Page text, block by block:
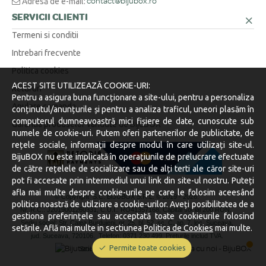
SERVICII CLIENTI
Termeni si conditii
Intrebari frecvente
Politica cookies
Retururi
Anulare comanda
Garantia produselor vandute de BijuBOX
© Copyright S.C. BIJUBOX S.R.L. © 2019 -2026.
Nr. R.C.: J2019001260331, C.U.I.: RO41357168, Capital social 200 RON.
Sediu social: Str. Calea Burdujeni, nr. 25, bl. 52, sc. C, ap. 7, loc. Suceava,
jud. Suceava, 720106.
Telefon: 0371 230 499. Preturile includ TVA.
Stocurile sunt afișate în timp real.
Permite toate cookies
ACEST SITE UTILIZEAZĂ COOKIE-URI:
Pentru a asigura buna funcționare a site-ului, pentru a personaliza
conținutul/anunțurile și pentru a analiza traficul, uneori plasăm în
computerul dumneavoastră mici fișiere de date, cunoscute sub
numele de cookie-uri. Putem oferi partenerilor de publicitate, de
rețele sociale, informații despre modul în care utilizați site-ul.
BijuBOX nu este implicată în operațiunile de prelucrare efectuate
de către rețelele de socializare sau de alți terti ale căror site-uri
pot fi accesate prin intermediul unui link din site-ul nostru. Puteți
afla mai multe despre cookie-urile pe care le folosim aceesând
politica noastră de utilziare a cookie-urilor. Aveți posibilitatea de a
gestiona preferințele sau acceptată toate cookieurile folosind
setările. Află mai multe in sectiunea Politica de Cookiesmai multe.